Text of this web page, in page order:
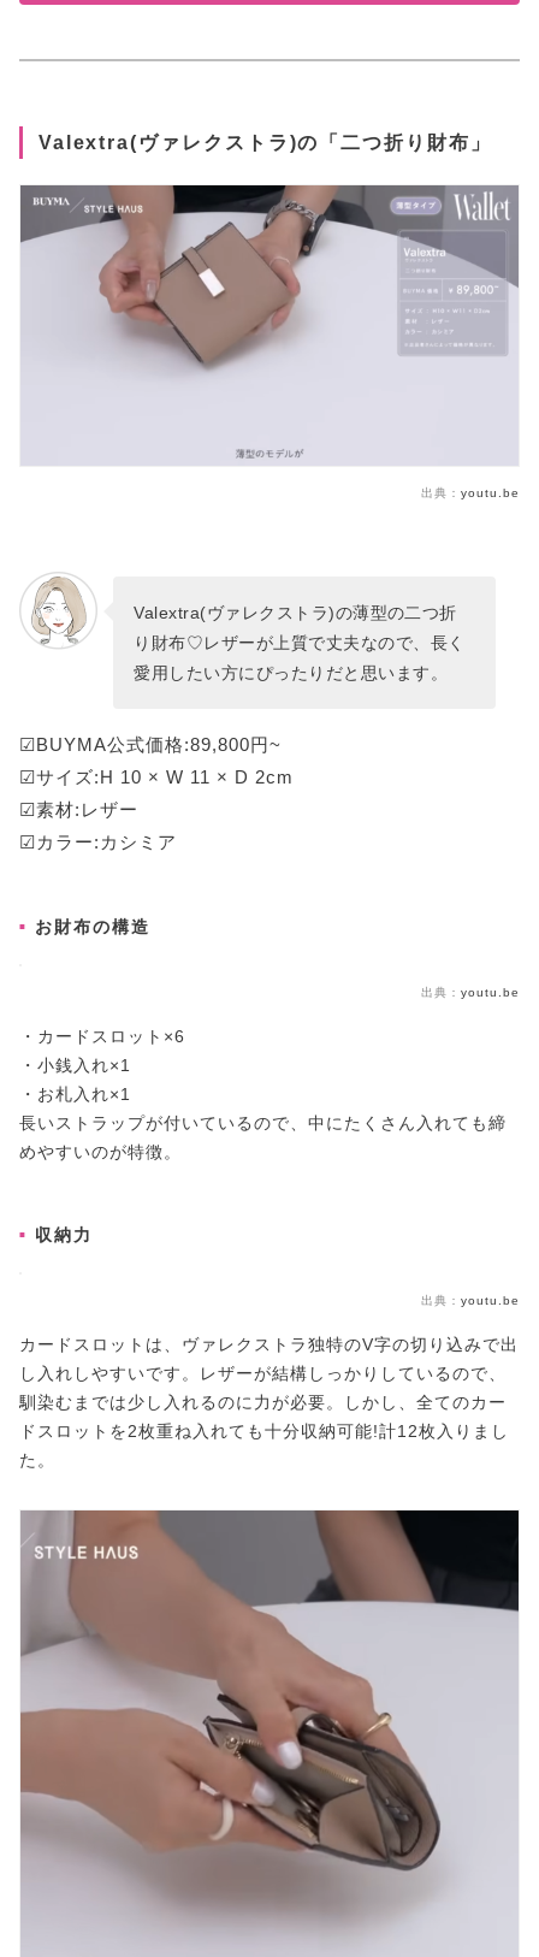
Valextra(ヴァレクストラ)の「二つ折り財布」
出典： youtu.be
Valextra(ヴァレクストラ)の薄型の二つ折
り財布♡レザーが上質で丈夫なので、長く
愛用したい方にぴったりだと思います。
☑BUYMA公式価格:89,800円~
☑サイズ:H 10 × W 11 × D 2cm
☑素材:レザー
☑カラー:カシミア
お財布の構造
出典： youtu.be
・カードスロット×6
・小銭入れ×1
・お札入れ×1
長いストラップが付いているので、中にたくさん入れても締
めやすいのが特徴。
収納力
出典： youtu.be
カードスロットは、ヴァレクストラ独特のV字の切り込みで出
し入れしやすいです。レザーが結構しっかりしているので、
馴染むまでは少し入れるのに力が必要。しかし、全てのカー
ドスロットを2枚重ね入れても十分収納可能!計12枚入りまし
た。